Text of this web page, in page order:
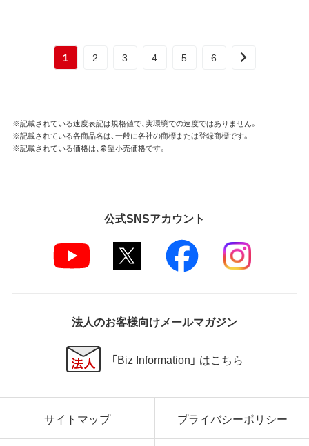
1 2 3 4 5 6
※記載されている速度表記は規格値で、実環境での速度ではありません。
※記載されている各商品名は、一般に各社の商標または登録商標です。
※記載されている価格は、希望小売価格です。
公式SNSアカウント
法人のお客様向けメールマガジン
「Biz Information」 はこちら
サイトマップ プライバシーポリシー